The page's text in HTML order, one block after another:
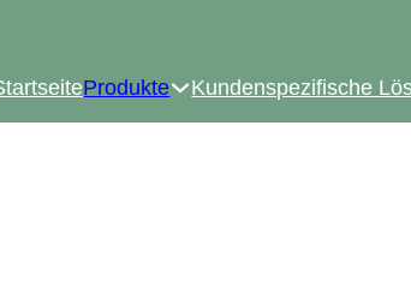
Produkte Kundenspezifische